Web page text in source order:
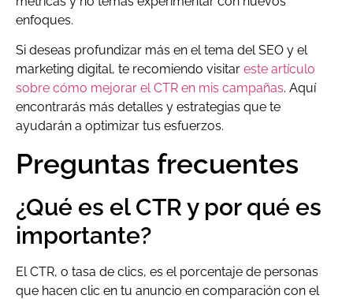
enfoques.
Si deseas profundizar más en el tema del SEO y el
marketing digital, te recomiendo visitar este artículo
sobre cómo mejorar el CTR en mis campañas. Aquí
encontrarás más detalles y estrategias que te
ayudarán a optimizar tus esfuerzos.
Preguntas frecuentes
¿Qué es el CTR y por qué es
importante?
El CTR, o tasa de clics, es el porcentaje de personas
que hacen clic en tu anuncio en comparación con el